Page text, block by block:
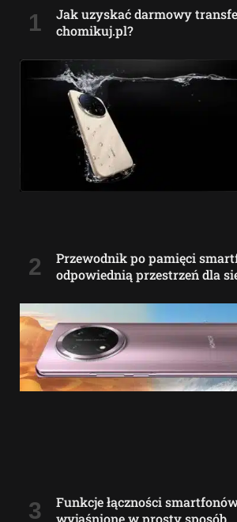
Jak uzyskać darmowy
chomikuj.pl?
Przewodnik po pamięci
odpowiednią przestrzeń dla
Funkcje łączności
wyjaśnione w prosty sposób